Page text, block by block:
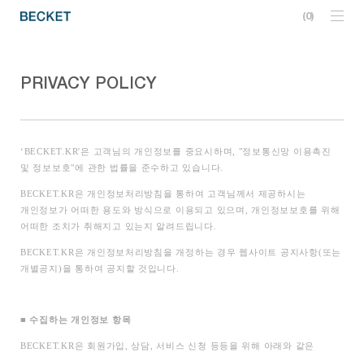
0
PRIVACY POLICY
‘BECKET.KR'은 고객님의 개인정보를 중요시하며, "정보통신망 이용촉진
및 정보보호"에 관한 법률을 준수하고 있습니다.
BECKET.KR 은 개인정보처리방침을 통하여 고객님께서 제공하시는
개인정보가 어떠한 용도와 방식으로 이용되고 있으며, 개인정보보호를 위해
어떠한 조치가 취해지고 있는지 알려드립니다.
BECKET.KR 은 개인정보처리방침을 개정하는 경우 웹사이트 공지사항(또는
개별공지)을 통하여 공지할 것입니다.
■ 수집하는 개인정보 항목
BECKET.KR 은 회원가입, 상담, 서비스 신청 등등을 위해 아래와 같은